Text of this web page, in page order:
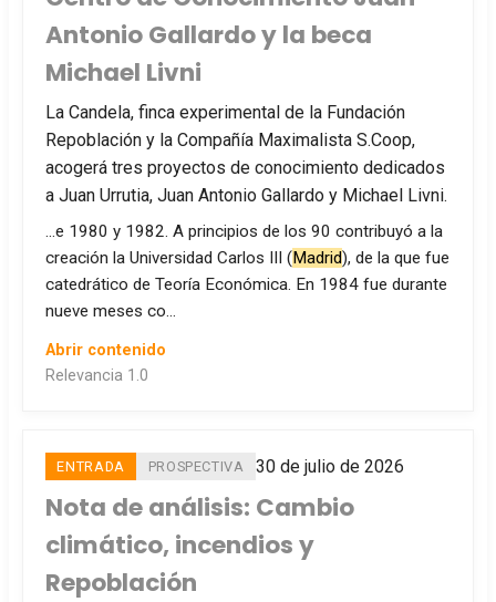
Antonio Gallardo y la beca
Michael Livni
La Candela, finca experimental de la Fundación
Repoblación y la Compañía Maximalista S.Coop,
acogerá tres proyectos de conocimiento dedicados
a Juan Urrutia, Juan Antonio Gallardo y Michael Livni.
…e 1980 y 1982. A principios de los 90 contribuyó a la
creación la Universidad Carlos III (Madrid), de la que fue
catedrático de Teoría Económica. En 1984 fue durante
nueve meses co…
Abrir contenido
Relevancia 1.0
ENTRADA PROSPECTIVA 30 de julio de 2026
Nota de análisis: Cambio
climático, incendios y
Repoblación